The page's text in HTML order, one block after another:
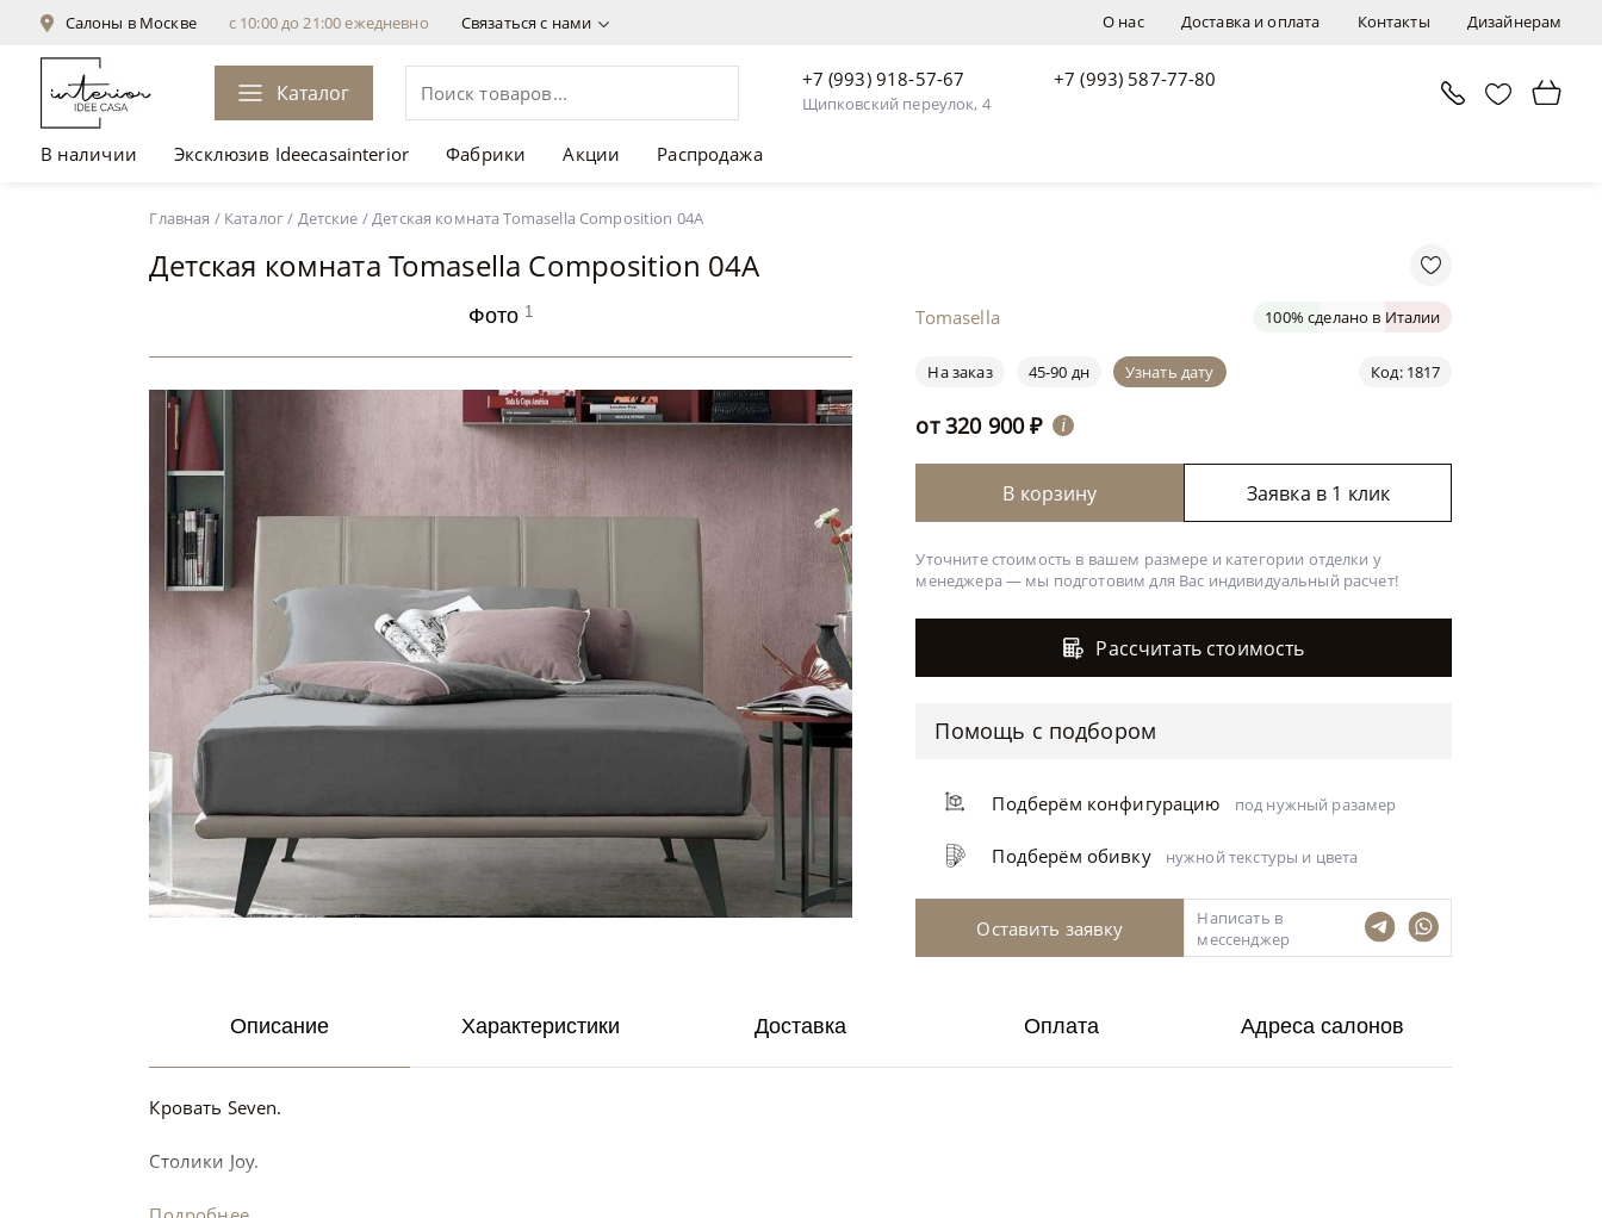
О нас Доставка и оплата Контакты Дизайнерам
Салоны в Москве с 10:00 до 21:00 ежедневно Связаться с нами
Каталог
+7 (993) 918-57-67
Щипковский переулок, 4
+7 (993) 587-77-80
В наличии Эксклюзив Ideecasainterior Фабрики Акции Распродажа
Главная / Каталог/ Детские /Детская комната Tomasella Composition 04A
Детская комната Tomasella Composition 04A
Фото 1 Tomasella 100% сделано в Италии
Код: 1817
На заказ 45-90 дн Узнать дату
от320 900 ₽ i
В корзину Заявка в 1 клик
Уточните стоимость в вашем размере и категории отделки у
менеджера — мы подготовим для Вас индивидуальный расчет!
Рассчитать стоимость
Помощь с подбором
Подберём конфигурацию под нужный разамер
Подберём обивку нужной текстуры и цвета
Оставить заявку
Написать в
мессенджер
Описание
Кровать Seven.
Столики Joy.
Характеристики Доставка Оплата Адреса салонов